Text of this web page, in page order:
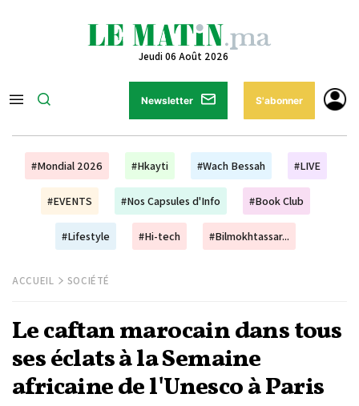
Jeudi 06 Août 2026
Newsletter S'abonner
#Mondial 2026 #Hkayti #Wach Bessah #LIVE
#EVENTS #Nos Capsules d'Info #Book Club
#Lifestyle #Hi-tech #Bilmokhtassar...
ACCUEIL SOCIÉTÉ
Le caftan marocain dans tous
ses éclats à la Semaine
africaine de l'Unesco à Paris